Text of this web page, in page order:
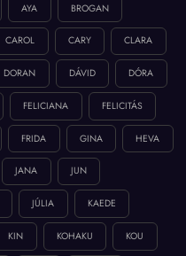
AYA BROGAN
CAROL CARY CLARA
DORAN DÁVID DÓRA
FELICIANA FELICITÁS
FRIDA GINA HEVA
JANA JUN
JÚLIA KAEDE
KIN KOHAKU KOU